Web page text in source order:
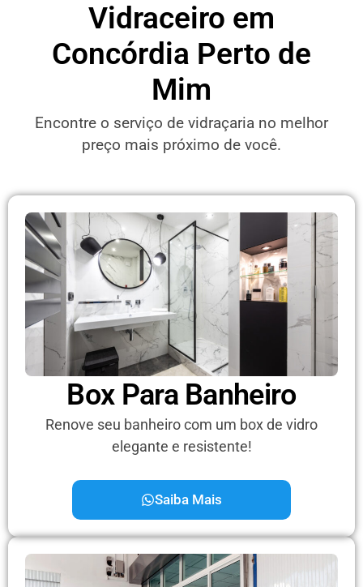
Vidraceiro em
Concórdia Perto de
Mim
Encontre o serviço de vidraçaria no melhor
preço mais próximo de você.
Box Para Banheiro
Renove seu banheiro com um box de vidro
elegante e resistente!
Saiba Mais